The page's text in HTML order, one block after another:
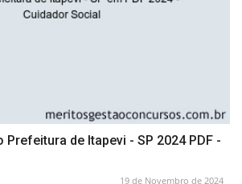
de Itapevi - SP 2024 PDF -
19 de Novembro de 2024